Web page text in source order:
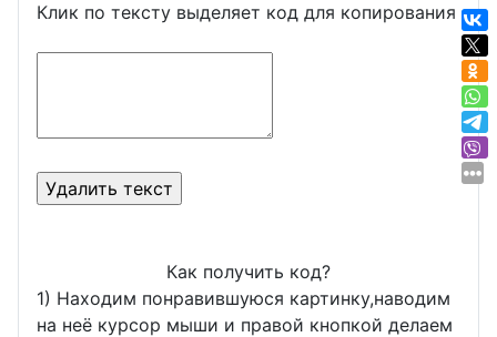
Клик по тексту выделяет код для копирования
Как получить код?
1) Находим понравившуюся картинку,наводим
на неё курсор мыши и правой кнопкой делаем